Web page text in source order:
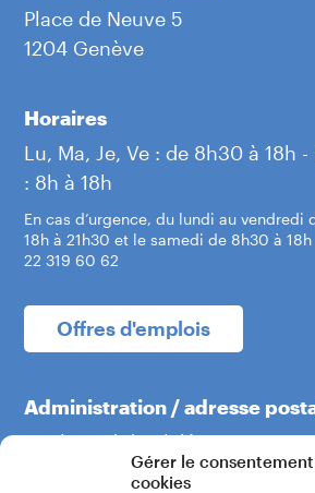
Gérer le
cookies
Place de Neuve 5
1204 Genève
Horaires
Lu, Ma, Je, Ve : de 8h30 à 18h -
: 8h à 18h
En cas d’urgence, du lundi au vendredi
18h à 21h30 et le samedi de 8h30 à 18h
22 319 60 62
Offres d'emplois
Administration / adresse
Boulevard du Théâtre 5
1204 Genève